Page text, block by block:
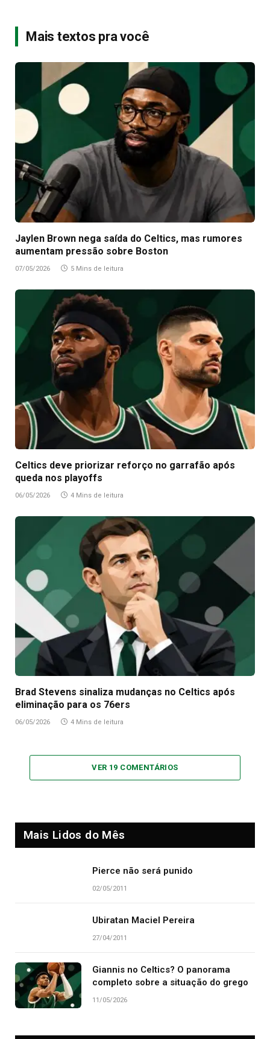
Mais textos pra você
Jaylen Brown nega saída do Celtics, mas rumores
aumentam pressão sobre Boston
07/05/2026 5 Mins de leitura
Celtics deve priorizar reforço no garrafão após
queda nos playoffs
06/05/2026 4 Mins de leitura
Brad Stevens sinaliza mudanças no Celtics após
eliminação para os 76ers
06/05/2026 4 Mins de leitura
VER 19 COMENTÁRIOS
Mais Lidos do Mês
Pierce não será punido
02/05/2011
Ubiratan Maciel Pereira
27/04/2011
Giannis no Celtics? O panorama
completo sobre a situação do grego
11/05/2026